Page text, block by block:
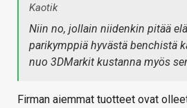
Kaotik
Niin no, jollain niidenkin pitää
parikymppiä hyvästä benchistä
nuo 3DMarkit kustanna myös
Firman aiemmat tuotteet ovat